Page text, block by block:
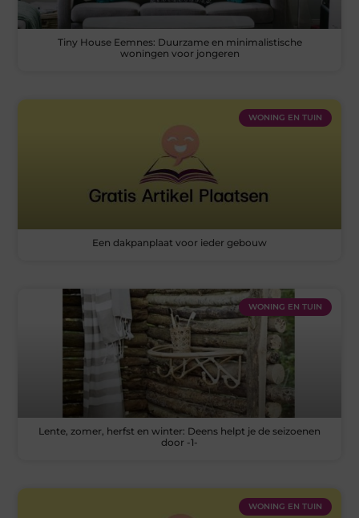
Tiny House Eemnes: Duurzame en minimalistische
woningen voor jongeren
WONING EN TUIN
Een dakpanplaat voor ieder gebouw
WONING EN TUIN
Lente, zomer, herfst en winter: Deens helpt je de seizoenen
door -1-
WONING EN TUIN